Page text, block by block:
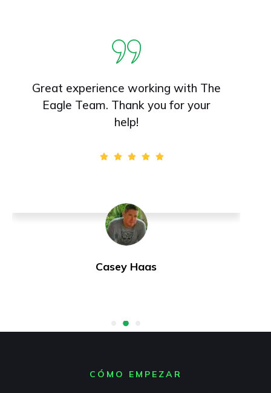
Casey Haas
Great experience working with The
Eagle Team. Thank you for your
help!
CÓMO EMPEZAR